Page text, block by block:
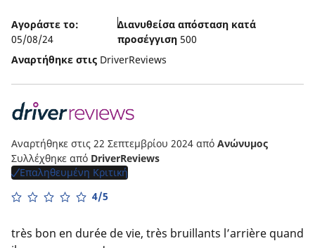
Αγοράστε το:
05/08/24
Διανυθείσα απόσταση κατά
προσέγγιση 500
Αναρτήθηκε στις DriverReviews
Αναρτήθηκε στις 22 Σεπτεμβρίου 2024 από Ανώνυμος
Συλλέχθηκε από DriverReviews
Επαληθευμένη Κριτική
4/5
très bon en durée de vie, très bruillants l’arrière quand